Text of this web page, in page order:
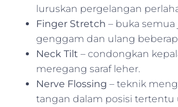
luruskan pergelangan
Finger Stretch – buka
genggam dan ulang
Neck Tilt – condongkan
meregang saraf leher.
Nerve Flossing – teknik
tangan dalam posisi tertentu